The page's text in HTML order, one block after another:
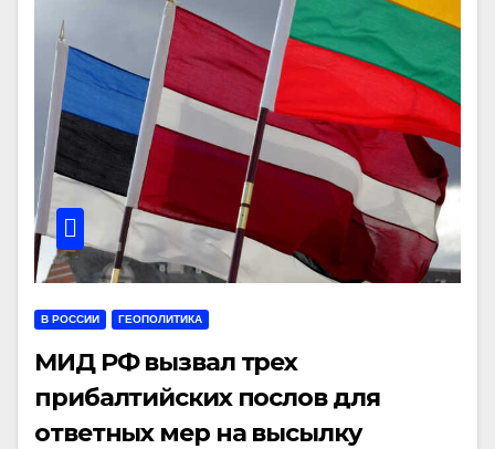
В РОССИИ ГЕОПОЛИТИКА
МИД РФ вызвал трех
прибалтийских послов для
ответных мер на высылку